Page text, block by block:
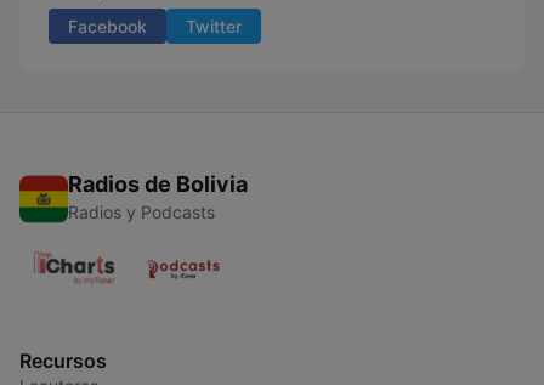
Facebook Twitter
Radios de Bolivia
Radios y Podcasts
Recursos